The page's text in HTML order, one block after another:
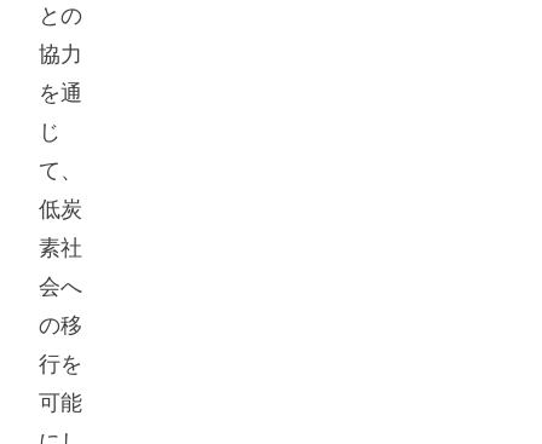
との
協力
を通
じ
て、
低炭
素社
会へ
の移
行を
可能